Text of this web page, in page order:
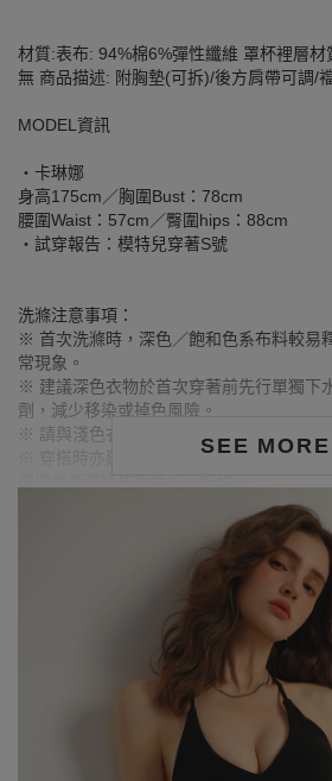
SEE MORE
材質:表布: 94%棉6%彈性纖維 罩杯裡層
無 商品描述: 附胸墊(可拆)/後方肩帶可調/
MODEL資訊
‧卡琳娜
身高175cm／胸圍Bust：78cm
腰圍Waist：57cm／臀圍hips：88cm
‧試穿報告：模特兒穿著S號
洗滌注意事項：
※ 首次洗滌時，深色／飽和色系布料較易
常現象。
※ 建議深色衣物於首次穿著前先行單獨下
劑，減少移染或掉色風險。
※ 請與淺色衣物分開洗滌，避免互相染色
※ 穿搭時亦建議避免與淺色配件、包款、
※ 顏色請參考單品圖片較為接近，但因圖
設定差異略有不同，請以實際商品顏色為準